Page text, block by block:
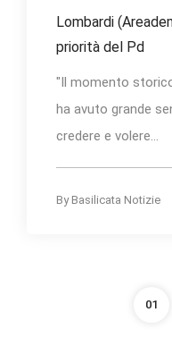
Lombardi
priorità del Pd
"Il momento
ha avuto grande
credere e volere...
By Basilicata Notizie
01